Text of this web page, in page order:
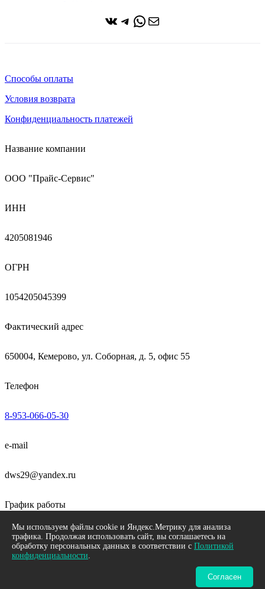
Мы используем файлы cookie и Яндекс.Метрику для анализа
трафика. Продолжая использовать сайт, вы соглашаетесь на
обработку персональных данных в соответствии с Политикой
конфиденциальности.
Согласен
ВКонтакте
Telegram
WhatsApp
Почта
Способы оплаты
Условия возврата
Конфиденциальность платежей
Название компании
ООО "Прайс-Сервис"
ИНН
4205081946
ОГРН
1054205045399
Фактический адрес
650004, Кемерово, ул. Соборная, д. 5, офис 55
Телефон
8-953-066-05-30
e-mail
dws29@yandex.ru
График работы
пн-пт 09:00 - 18:00